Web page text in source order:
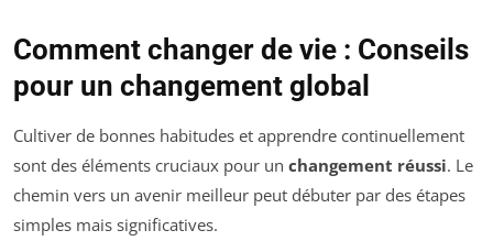
Comment changer de vie : Conseils
pour un changement global
Cultiver de bonnes habitudes et apprendre continuellement
sont des éléments cruciaux pour un changement réussi. Le
chemin vers un avenir meilleur peut débuter par des étapes
simples mais significatives.